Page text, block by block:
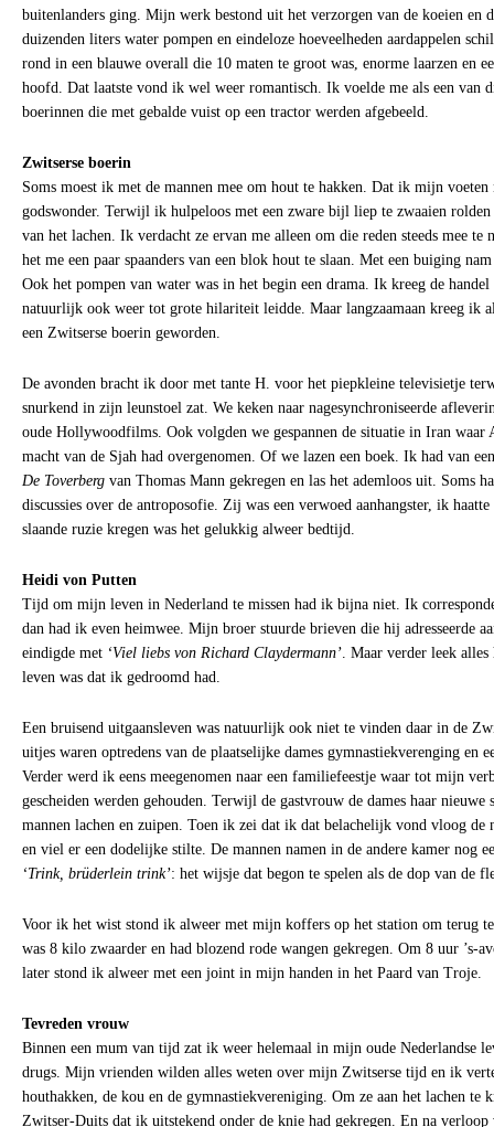
buitenlanders ging. Mijn werk bestond uit het verzorgen van de koeien en
duizenden liters water pompen en eindeloze hoeveelheden aardappelen
rond in een blauwe overall die 10 maten te groot was, enorme laarzen en
hoofd. Dat laatste vond ik wel weer romantisch. Ik voelde me als een van
boerinnen die met gebalde vuist op een tractor werden afgebeeld.
Zwitserse boerin
Soms moest ik met de mannen mee om hout te hakken. Dat ik mijn voeten
godswonder. Terwijl ik hulpeloos met een zware bijl liep te zwaaien rolden
van het lachen. Ik verdacht ze ervan me alleen om die reden steeds mee
het me een paar spaanders van een blok hout te slaan. Met een buiging
Ook het pompen van water was in het begin een drama. Ik kreeg de handel
natuurlijk ook weer tot grote hilariteit leidde. Maar langzaamaan kreeg ik
een Zwitserse boerin geworden.
De avonden bracht ik door met tante H. voor het piepkleine televisietje
snurkend in zijn leunstoel zat. We keken naar nagesynchroniseerde
oude Hollywoodfilms. Ook volgden we gespannen de situatie in Iran waar
macht van de Sjah had overgenomen. Of we lazen een boek. Ik had van
De Toverberg van Thomas Mann gekregen en las het ademloos uit. Soms
discussies over de antroposofie. Zij was een verwoed aanhangster, ik
slaande ruzie kregen was het gelukkig alweer bedtijd.
Heidi von Putten
Tijd om mijn leven in Nederland te missen had ik bijna niet. Ik
dan had ik even heimwee. Mijn broer stuurde brieven die hij adresseerde
eindigde met ‘Viel liebs von Richard Claydermann’ . Maar verder leek
leven was dat ik gedroomd had.
Een bruisend uitgaansleven was natuurlijk ook niet te vinden daar in de
uitjes waren optredens van de plaatselijke dames gymnastiekverenging en
Verder werd ik eens meegenomen naar een familiefeestje waar tot mijn
gescheiden werden gehouden. Terwijl de gastvrouw de dames haar
mannen lachen en zuipen. Toen ik zei dat ik dat belachelijk vond vloog de
en viel er een dodelijke stilte. De mannen namen in de andere kamer nog
‘Trink, brüderlein trink’: het wijsje dat begon te spelen als de dop van de
Voor ik het wist stond ik alweer met mijn koffers op het station om terug
was 8 kilo zwaarder en had blozend rode wangen gekregen. Om 8 uur ’s-
later stond ik alweer met een joint in mijn handen in het Paard van Troje.
Tevreden vrouw
Binnen een mum van tijd zat ik weer helemaal in mijn oude Nederlandse
drugs. Mijn vrienden wilden alles weten over mijn Zwitserse tijd en ik
houthakken, de kou en de gymnastiekvereniging. Om ze aan het lachen te
Zwitser-Duits dat ik uitstekend onder de knie had gekregen. En na